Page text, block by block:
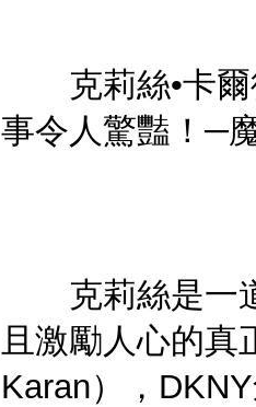
克莉絲•卡爾
事令人驚豔！─
克莉絲是一道
且激勵人心的真
Karan），